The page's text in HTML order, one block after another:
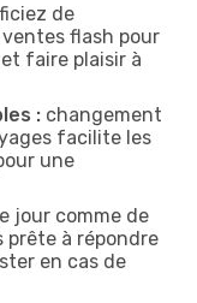
de
flash pour
faire plaisir à
: changement
facilite les
une
jour comme de
à répondre
en cas de